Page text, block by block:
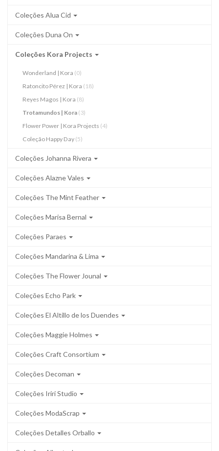
Coleções Alua Cid
Coleções Duna On
Coleções Kora Projects
Wonderland | Kora (0)
Ratoncito Pérez | Kora (18)
Reyes Magos | Kora (8)
Trotamundos | Kora (3)
Flower Power | Kora Projects (4)
Coleção Happy Day (5)
Coleções Johanna Rivera
Coleções Alazne Vales
Coleções The Mint Feather
Coleções Marisa Bernal
Coleções Paraes
Coleções Mandarina & Lima
Coleções The Flower Jounal
Coleções Echo Park
Coleções El Altillo de los Duendes
Coleções Maggie Holmes
Coleções Craft Consortium
Coleções Decoman
Coleções Iriri Studio
Coleções ModaScrap
Coleções Detalles Orballo